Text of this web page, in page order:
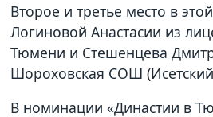
Второе и третье место в
Логиновой Анастасии из
Тюмени и Стешенцева
Шороховская СОШ
В номинации «Династии в